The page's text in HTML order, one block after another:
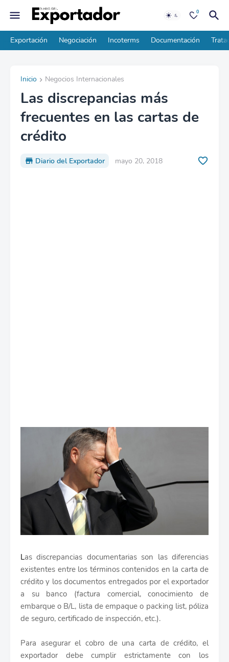
0
Exportación Negociación Incoterms Documentación
Inicio Negocios Internacionales
Las discrepancias más
frecuentes en las cartas de
crédito
Diario del Exportador mayo 20, 2018
Las discrepancias documentarias son las diferencias
existentes entre los términos contenidos en la carta de
crédito y los documentos entregados por el exportador
a su banco (factura comercial, conocimiento de
embarque o B/L, lista de empaque o packing list, póliza
de seguro, certificado de inspección, etc.).
Para asegurar el cobro de una carta de crédito, el
exportador debe cumplir estrictamente con los